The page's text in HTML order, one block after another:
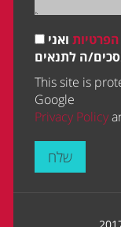
הפרטיות ואני
This site is
Google
Privacy Policy
שלח